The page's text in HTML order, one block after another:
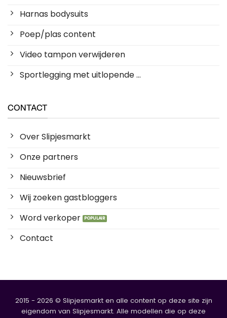
Harnas bodysuits
Poep/plas content
Video tampon verwijderen
Sportlegging met uitlopende ...
CONTACT
Over Slipjesmarkt
Onze partners
Nieuwsbrief
Wij zoeken gastbloggers
Word verkoper
Contact
2015 - 2026 © Slipjesmarkt en alle content op deze site zijn
eigendom van Slipjesmarkt. Alle modellen die op deze